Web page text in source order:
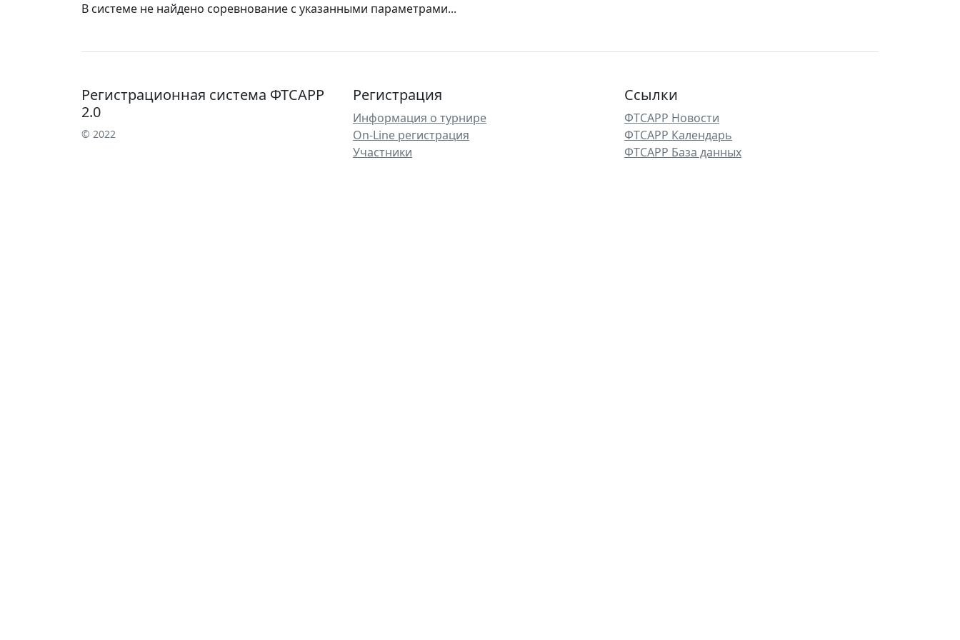
В системе не найдено соревнование с указанными параметрами...
Регистрационная система ФТСАРР
2.0
© 2022
Регистрация
Информация о турнире
On-Line регистрация
Участники
Ссылки
ФТСАРР Новости
ФТСАРР Календарь
ФТСАРР База данных